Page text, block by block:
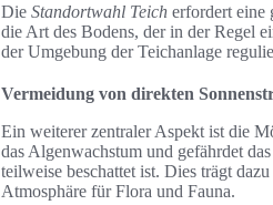
Die Standortwahl Teich erfordert eine
die Art des Bodens, der in der Regel
der Umgebung der Teichanlage
Vermeidung von direkten
Ein weiterer zentraler Aspekt ist die
das Algenwachstum und gefährdet
teilweise beschattet ist. Dies trägt
Atmosphäre für Flora und Fauna.